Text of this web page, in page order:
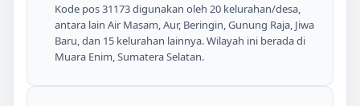
Kode pos 31173 digunakan oleh 20 kelurahan/desa,
antara lain Air Masam, Aur, Beringin, Gunung Raja, Jiwa
Baru, dan 15 kelurahan lainnya. Wilayah ini berada di
Muara Enim, Sumatera Selatan.